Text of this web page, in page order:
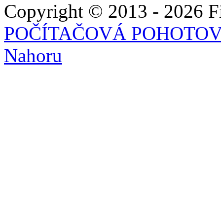
Copyright © 2013 - 2026
POČÍTAČOVÁ
Nahoru